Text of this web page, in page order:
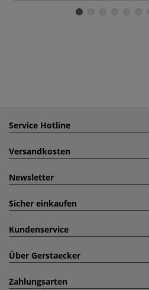
Service Hotline
Versandkosten
Newsletter
Sicher einkaufen
Kundenservice
Über Gerstaecker
Zahlungsarten